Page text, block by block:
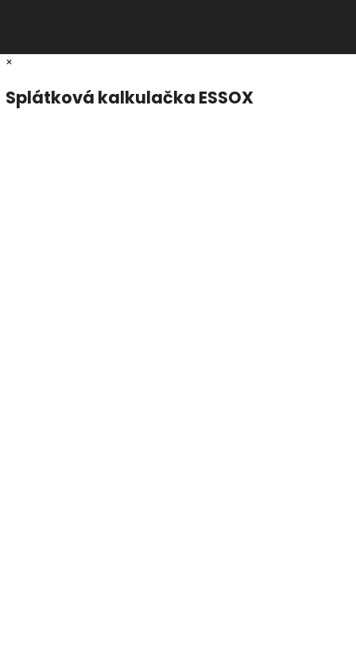
×
Splátková kalkulačka ESSOX